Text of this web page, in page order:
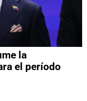
la
el período